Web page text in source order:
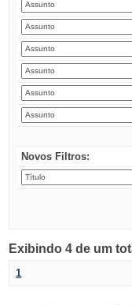
Novos Filtros:
Exibindo 4 de um
1